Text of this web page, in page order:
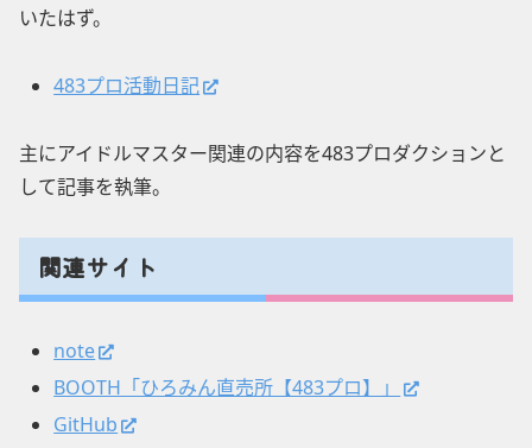
いたはず。
483プロ活動日記
主にアイドルマスター関連の内容を483プロダクションと
して記事を執筆。
関連サイト
note
BOOTH「ひろみん直売所【483プロ】」
GitHub